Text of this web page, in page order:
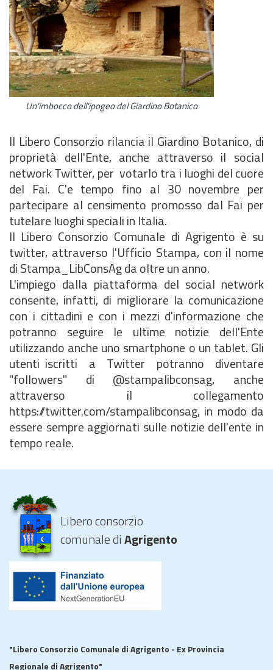
Un'imbocco dell'ipogeo del Giardino Botanico
Il Libero Consorzio rilancia il Giardino Botanico, di
proprietà dell'Ente, anche attraverso il social
network Twitter, per votarlo tra i luoghi del cuore
del Fai. C'e tempo fino al 30 novembre per
partecipare al censimento promosso dal Fai per
tutelare luoghi speciali in Italia.
Il Libero Consorzio Comunale di Agrigento è su
twitter, attraverso l'Ufficio Stampa, con il nome
di Stampa_LibConsAg da oltre un anno.
L'impiego dalla piattaforma del social network
consente, infatti, di migliorare la comunicazione
con i cittadini e con i mezzi d'informazione che
potranno seguire le ultime notizie dell'Ente
utilizzando anche uno smartphone o un tablet. Gli
utenti iscritti a Twitter potranno diventare
"followers" di @stampalibconsag, anche
attraverso il collegamento
https://twitter.com/stampalibconsag, in modo da
essere sempre aggiornati sulle notizie dell'ente in
tempo reale.
Libero consorzio
comunale diAgrigento
"Libero Consorzio Comunale di Agrigento - Ex Provincia
Regionale di Agrigento"